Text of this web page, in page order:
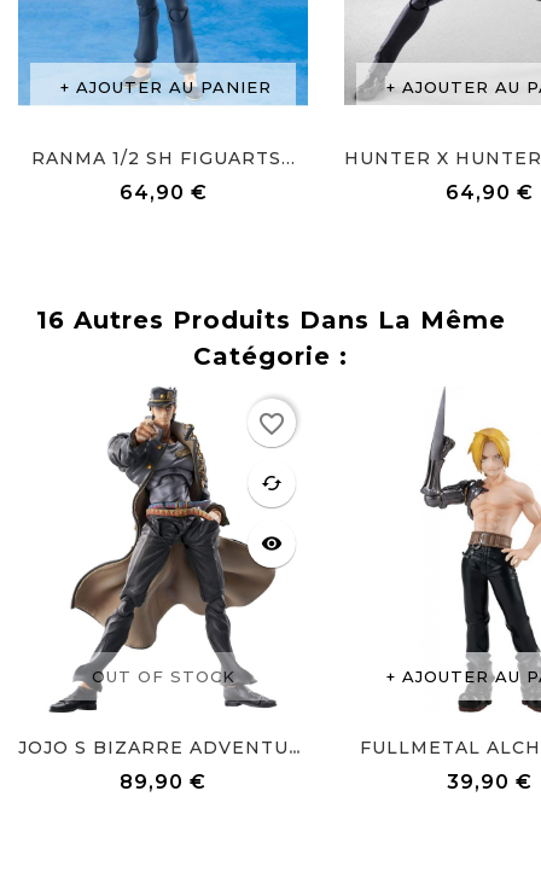
AJOUTER AU PANIER
RANMA 1/2 SH FIGUARTS...
64,90 €
AJOUTER AU
64,90 €
16 Autres Produits Dans La Même
Catégorie :
OUT OF STOCK
favorite
cached
visibility
JOJO S BIZARRE ADVENTURE...
89,90 €
favorite_border
AJOUTER AU
FULLMETAL
39,90 €